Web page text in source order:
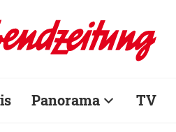
Panorama TV